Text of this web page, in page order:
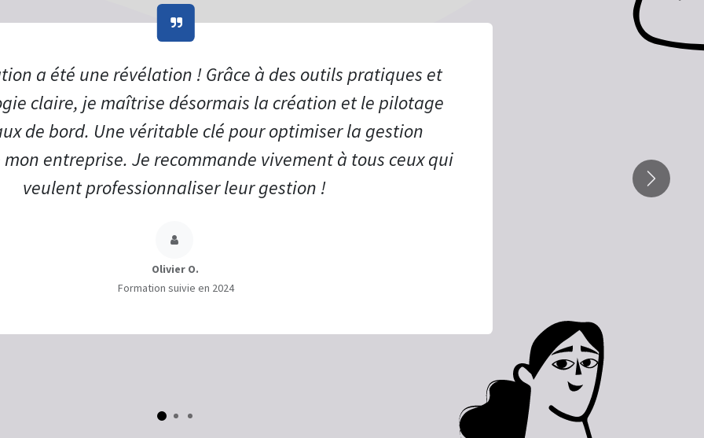
a été une révélation ! Grâce à des outils pratiques et
claire, je maîtrise désormais la création et le pilotage
de bord. Une véritable clé pour optimiser la gestion
entreprise. Je recommande vivement à tous ceux qui
veulent professionnaliser leur gestion !
Olivier O.
Formation suivie en 2024
Suivant